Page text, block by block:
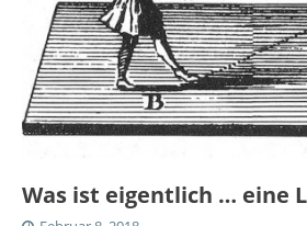
Was ist eigentlich … eine